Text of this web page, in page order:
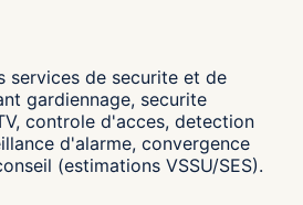
services de securite et de
gardiennage, securite
controle d'acces, detection
d'alarme, convergence
(estimations VSSU/SES).